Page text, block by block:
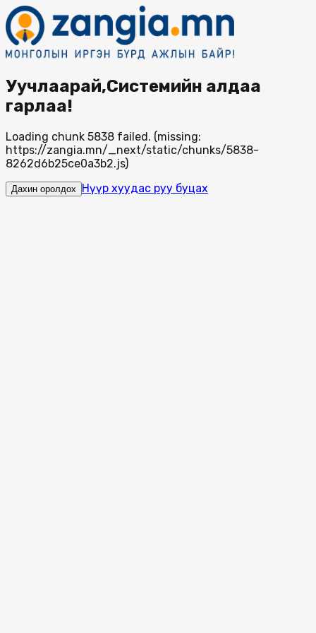
Уучлаарай,Системийн алдаа
гарлаа!
Loading chunk 5838 failed. (missing:
https://zangia.mn/_next/static/chunks/5838-
8262d6b25ce0a3b2.js)
Дахин оролдох Нүүр хуудас руу буцах